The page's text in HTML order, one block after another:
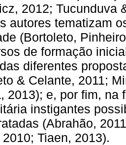
2012; Tucunduva
autores tematizam
(Bortoleto,
de formação
diferentes
& Celante, 2011;
2013); e, por fim, na
instigantes
(Abrahão,
Tiaen, 2013).